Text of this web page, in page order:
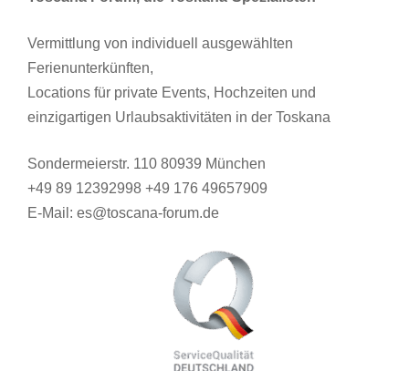
Vermittlung von individuell ausgewählten
Ferienunterkünften,
Locations für private Events, Hochzeiten und
einzigartigen Urlaubsaktivitäten in der Toskana
Sondermeierstr. 110 80939 München
+49 89 12392998 +49 176 49657909
E-Mail: es@toscana-forum.de